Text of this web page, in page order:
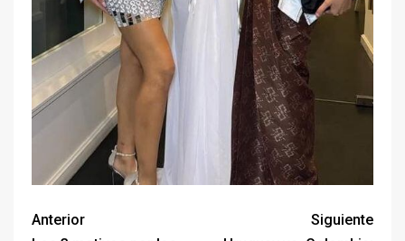
Anterior
Siguiente